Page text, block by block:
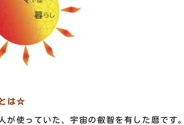
は☆
が使っていた、宇宙の叡智を有した暦です。